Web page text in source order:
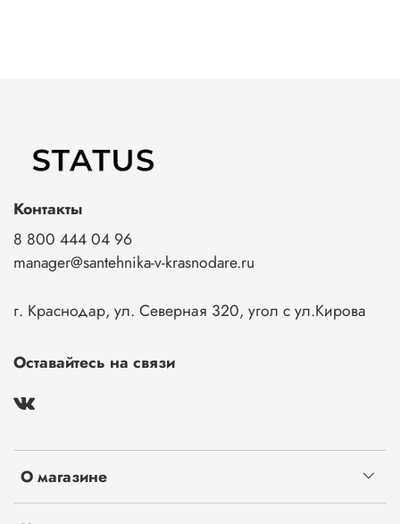
О магазине
Контакты
8 800 444 04 96
manager@santehnika-v-krasnodare.ru
г. Краснодар, ул. Северная 320, угол с ул.Кирова
Оставайтесь на связи